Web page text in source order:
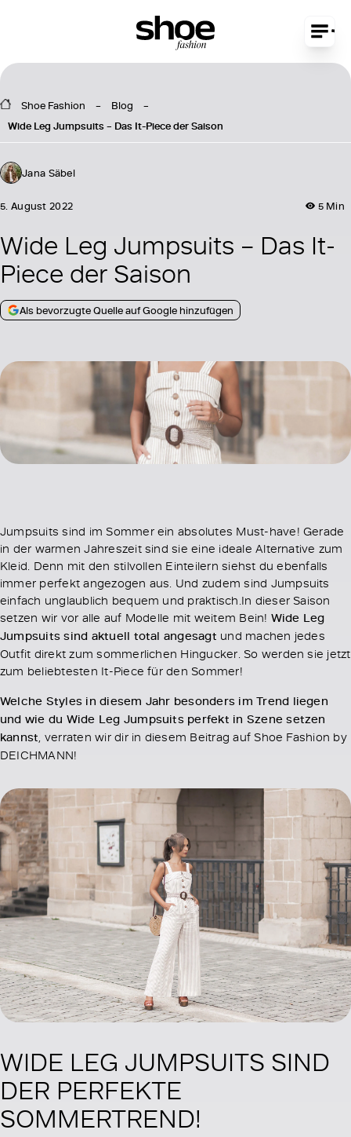
Shoe Fashion
Blog
Wide Leg Jumpsuits – Das It-Piece der Saison
Jana Säbel
5 Min
5. August 2022
Wide Leg Jumpsuits – Das It-
Piece der Saison
Als bevorzugte Quelle auf Google hinzufügen
Jumpsuits sind im Sommer ein absolutes Must-have! Gerade
in der warmen Jahreszeit sind sie eine ideale Alternative zum
Kleid. Denn mit den stilvollen Einteilern siehst du ebenfalls
immer perfekt angezogen aus. Und zudem sind Jumpsuits
einfach unglaublich bequem und praktisch.In dieser Saison
setzen wir vor alle auf Modelle mit weitem Bein! Wide Leg
Jumpsuits sind aktuell total angesagt und machen jedes
Outfit direkt zum sommerlichen Hingucker. So werden sie jetzt
zum beliebtesten It-Piece für den Sommer!
Welche Styles in diesem Jahr besonders im Trend liegen
und wie du Wide Leg Jumpsuits perfekt in Szene setzen
kannst , verraten wir dir in diesem Beitrag auf Shoe Fashion by
DEICHMANN!
WIDE LEG JUMPSUITS SIND
DER PERFEKTE
SOMMERTREND!